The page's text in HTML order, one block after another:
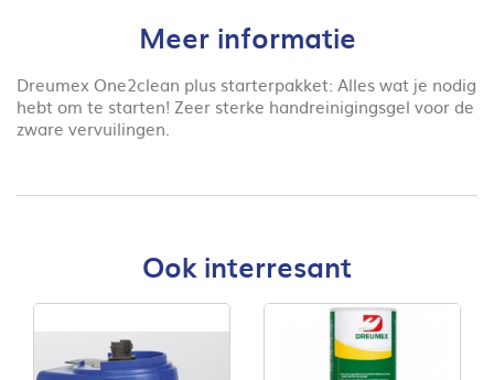
Meer informatie
Dreumex One2clean plus starterpakket: Alles wat je nodig
hebt om te starten! Zeer sterke handreinigingsgel voor de
zware vervuilingen.
Ook interresant